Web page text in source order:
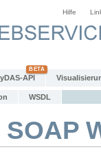
Hilfe
API
WSDL
SOAP